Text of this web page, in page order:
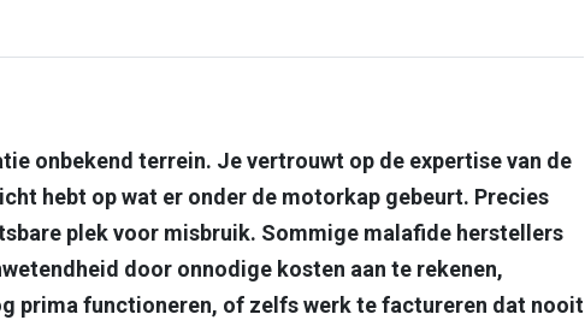
onbekend terrein. Je vertrouwt op de expertise van de
hebt op wat er onder de motorkap gebeurt. Precies
plek voor misbruik. Sommige malafide herstellers
door onnodige kosten aan te rekenen,
prima functioneren, of zelfs werk te factureren dat nooit